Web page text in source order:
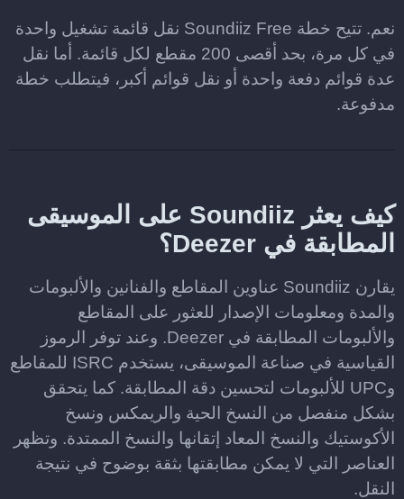
نعم. تتيح خطة Soundiiz Free نقل قائمة تشغيل واحدة
في كل مرة، بحد أقصى 200 مقطع لكل قائمة. أما نقل
عدة قوائم دفعة واحدة أو نقل قوائم أكبر، فيتطلب خطة
مدفوعة.
كيف يعثر Soundiiz على الموسيقى
المطابقة في Deezer؟
يقارن Soundiiz عناوين المقاطع والفنانين والألبومات
والمدة ومعلومات الإصدار للعثور على المقاطع
والألبومات المطابقة في Deezer. وعند توفر الرموز
القياسية في صناعة الموسيقى، يستخدم ISRC للمقاطع
وUPC للألبومات لتحسين دقة المطابقة. كما يتحقق
بشكل منفصل من النسخ الحية والريمكس ونسخ
الأكوستيك والنسخ المعاد إتقانها والنسخ الممتدة. وتظهر
العناصر التي لا يمكن مطابقتها بثقة بوضوح في نتيجة
النقل.